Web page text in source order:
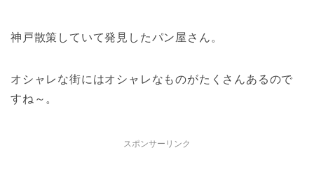
神戸散策していて発見したパン屋さん。
オシャレな街にはオシャレなものがたくさんあるので
すね～。
スポンサーリンク